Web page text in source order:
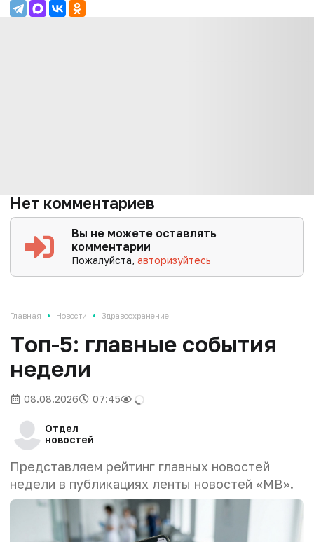
Нет комментариев
Вы не можете оставлять
комментарии
Пожалуйста,авторизуйтесь
Главная • Новости • Здравоохранение
Tоп-5: главные события
недели
08.08.2026 07:45
Отдел
новостей
Представляем рейтинг главных новостей
недели в публикациях ленты новостей «МВ».